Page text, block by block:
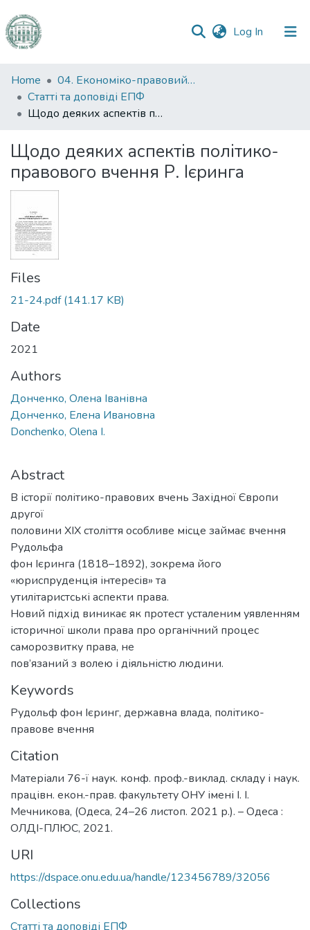
Log In (current)
Communities
&
Collections
Statistics
Home
04. Економіко-правовий факультет
Статті та доповіді ЕПФ
Щодо деяких аспектів політико-правового вчення Р. Ієринга
Щодо деяких аспектів політико-
правового вчення Р. Ієринга
Files
21-24.pdf(141.17 KB)
Date
2021
Authors
Донченко, Олена Іванівна
Донченко, Елена Ивановна
Donchenko, Olena I.
Abstract
В історії політико-правових вчень Західної Європи
другої
половини ХІХ століття особливе місце займає вчення
Рудольфа
фон Ієринга (1818–1892), зокрема його
«юриспруденція інтересів» та
утилітаристські аспекти права.
Новий підхід виникає як протест усталеним уявленням
історичної школи права про органічний процес
саморозвитку права, не
пов’язаний з волею і діяльністю людини.
Keywords
Рудольф фон Ієринг, державна влада, політико-
правове вчення
Citation
Матеріали 76-ї наук. конф. проф.-виклад. складу і наук.
працівн. екон.-прав. факультету ОНУ імені І. І.
Мечникова, (Одеса, 24–26 листоп. 2021 р.). – Одеса :
ОЛДІ-ПЛЮС, 2021.
URI
https://dspace.onu.edu.ua/handle/123456789/32056
Collections
Статті та доповіді ЕПФ